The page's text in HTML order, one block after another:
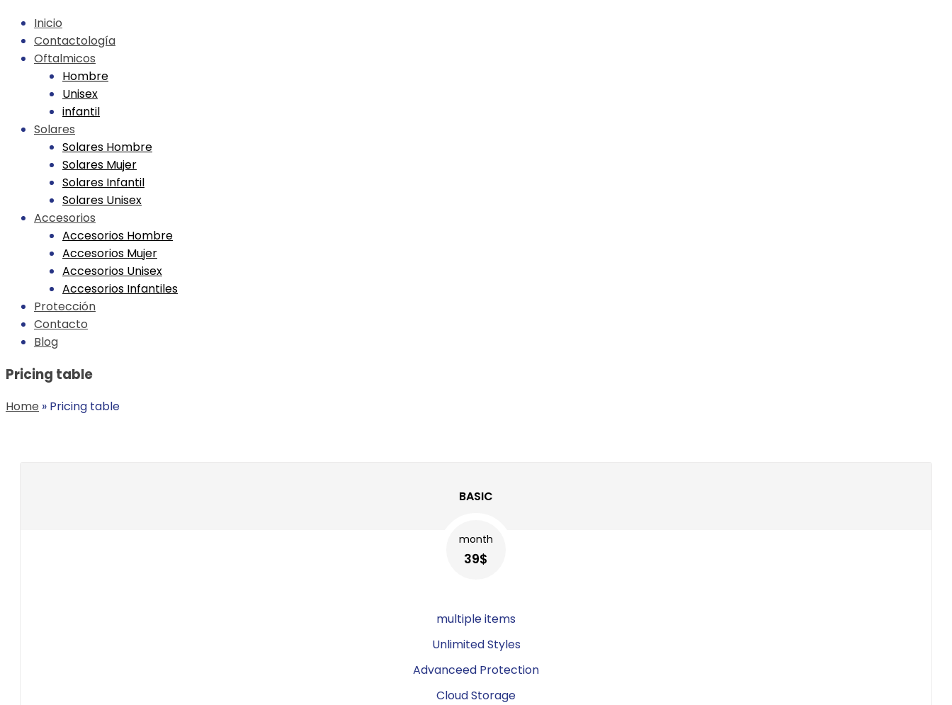
Skip
content
Inicio
Contactología
Oftalmicos
Hombre
Unisex
infantil
Solares
Solares Hombre
Solares Mujer
Solares Infantil
Solares Unisex
Accesorios
Accesorios Hombre
Accesorios Mujer
Accesorios Unisex
Accesorios Infantiles
Protección
Contacto
Blog
Pricing table
Home » Pricing table
BASIC
month
39$
multiple items
Unlimited Styles
Advanceed Protection
Cloud Storage